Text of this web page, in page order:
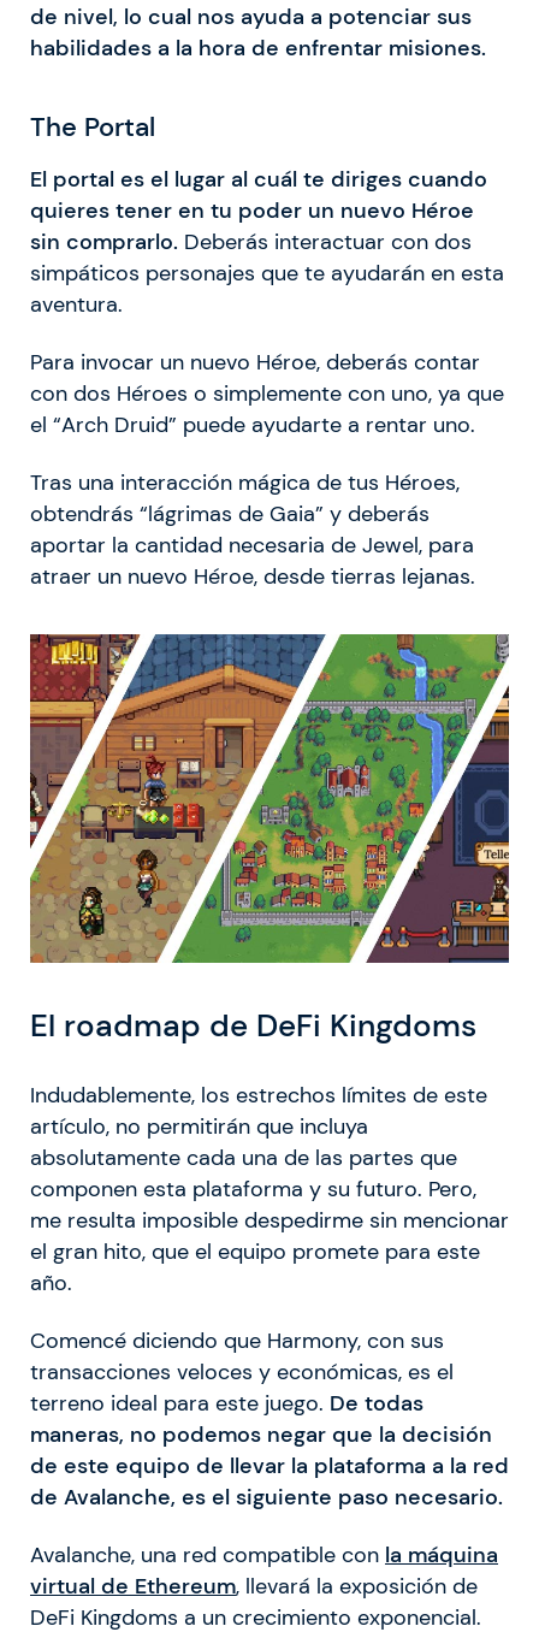
de nivel, lo cual nos ayuda a potenciar sus
habilidades a la hora de enfrentar misiones.
The Portal
El portal es el lugar al cuál te diriges cuando
quieres tener en tu poder un nuevo Héroe
sin comprarlo. Deberás interactuar con dos
simpáticos personajes que te ayudarán en esta
aventura.
Para invocar un nuevo Héroe, deberás contar
con dos Héroes o simplemente con uno, ya que
el “Arch Druid” puede ayudarte a rentar uno.
Tras una interacción mágica de tus Héroes,
obtendrás “lágrimas de Gaia” y deberás
aportar la cantidad necesaria de Jewel, para
atraer un nuevo Héroe, desde tierras lejanas.
El roadmap de DeFi Kingdoms
Indudablemente, los estrechos límites de este
artículo, no permitirán que incluya
absolutamente cada una de las partes que
componen esta plataforma y su futuro. Pero,
me resulta imposible despedirme sin mencionar
el gran hito, que el equipo promete para este
año.
Comencé diciendo que Harmony, con sus
transacciones veloces y económicas, es el
terreno ideal para este juego. De todas
maneras, no podemos negar que la decisión
de este equipo de llevar la plataforma a la red
de Avalanche, es el siguiente paso necesario.
Avalanche, una red compatible con la máquina
virtual de Ethereum, llevará la exposición de
DeFi Kingdoms a un crecimiento exponencial.